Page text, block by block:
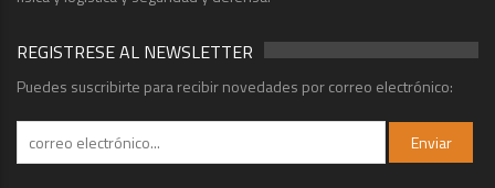
REGISTRESE AL NEWSLETTER
Puedes suscribirte para recibir novedades por correo electrónico: